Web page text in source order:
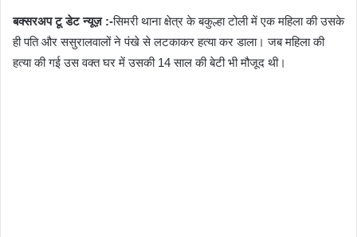
बक्सरअप टू डेट न्यूज़ :-सिमरी थाना क्षेत्र के बकुल्हा टोली में एक महिला की उसके
ही पति और ससुरालवालों ने पंखे से लटकाकर हत्या कर डाला। जब महिला की
हत्या की गई उस वक्त घर में उसकी 14 साल की बेटी भी मौजूद थी।